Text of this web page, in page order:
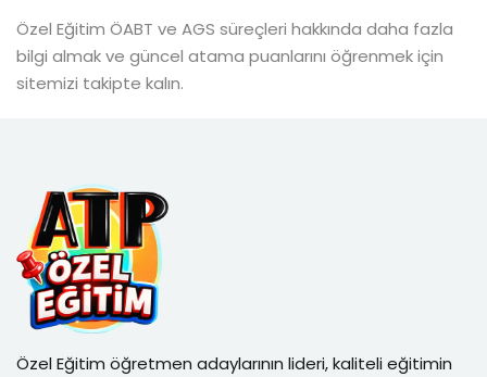
Özel Eğitim ÖABT ve AGS süreçleri hakkında daha fazla
bilgi almak ve güncel atama puanlarını öğrenmek için
sitemizi takipte kalın.
Özel Eğitim öğretmen adaylarının lideri, kaliteli eğitimin